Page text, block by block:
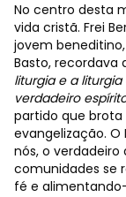
No centro desta
vida cristã. Frei
jovem
Basto, recordava
liturgia e a
verdadeiro
partido que
evangelização.
nós, o verdadeiro
comunidades se
fé e